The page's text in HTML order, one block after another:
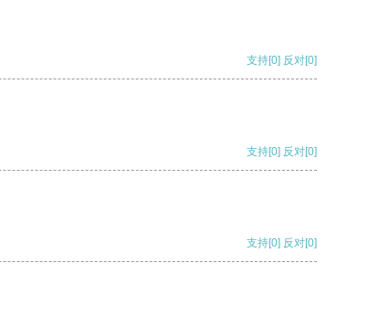
支持[0] 反对[0]
支持[0] 反对[0]
支持[0] 反对[0]